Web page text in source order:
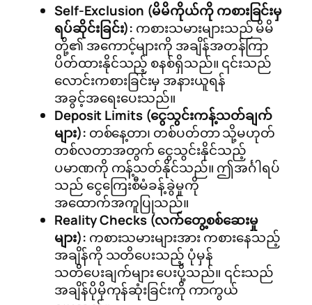
Self-Exclusion (မိမိကိုယ်ကို ကစားခြင်းမှ
ရပ်ဆိုင်းခြင်း): ကစားသမားများသည် မိမိ
တို့၏ အကောင့်များကို အချိန်အတန်ကြာ
ပိတ်ထားနိုင်သည့် စနစ်ရှိသည်။ ၎င်းသည်
လောင်းကစားခြင်းမှ အနားယူရန်
အခွင့်အရေးပေးသည်။
Deposit Limits (ငွေသွင်းကန့်သတ်ချက်
များ): တစ်နေ့တာ၊ တစ်ပတ်တာ သို့မဟုတ်
တစ်လတာအတွက် ငွေသွင်းနိုင်သည့်
ပမာဏကို ကန့်သတ်နိုင်သည်။ ဤအင်္ဂါရပ်
သည် ငွေကြေးစီမံခန့်ခွဲမှုကို
အထောက်အကူပြုသည်။
Reality Checks (လက်တွေ့စစ်ဆေးမှု
များ): ကစားသမားများအား ကစားနေသည့်
အချိန်ကို သတိပေးသည့် ပုံမှန်
သတိပေးချက်များ ပေးပို့သည်။ ၎င်းသည်
အချိန်ပိုမိုကုန်ဆုံးခြင်းကို ကာကွယ်